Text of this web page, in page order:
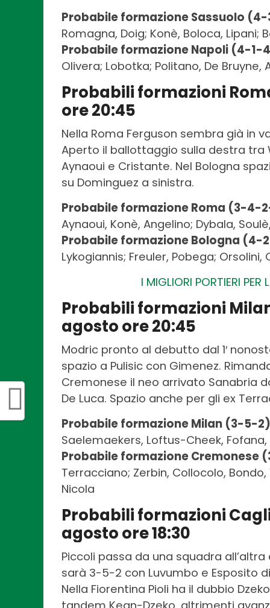
Probabile formazione Sassuolo
Romagna, Doig; Konè, Boloca, Lipani;
Probabile formazione Napoli (4-1-
Olivera; Lobotka; Politano, De Bruyne,
Probabili formazioni
ore 20:45
Nella Roma Ferguson sembra già in
Aperto il ballottaggio sulla destra tra
Aynaoui e Cristante. Nel Bologna
su Dominguez a sinistra.
Probabile formazione Roma (3-4-
Aynaoui, Konè, Angelino; Dybala,
Probabile formazione Bologna (4-
Lykogiannis; Freuler, Pobega;
I MIGLIORI PORTIERI
Probabili formazioni
agosto ore 20:45
Modric pronto al debutto dal 1′
spazio a Pulisic con Gimenez.
Cremonese il neo arrivato Sanabria
De Luca. Spazio anche per gli ex
Probabile formazione Milan (3-5-2)
Saelemaekers, Loftus-Cheek, Fofana,
Probabile formazione Cremonese
Terracciano; Zerbin, Collocolo,
Nicola
Probabili formazioni
agosto ore 18:30
Piccoli passa da una squadra
sarà 3-5-2 con Luvumbo e Esposito
Nella Fiorentina Pioli ha il dubbio